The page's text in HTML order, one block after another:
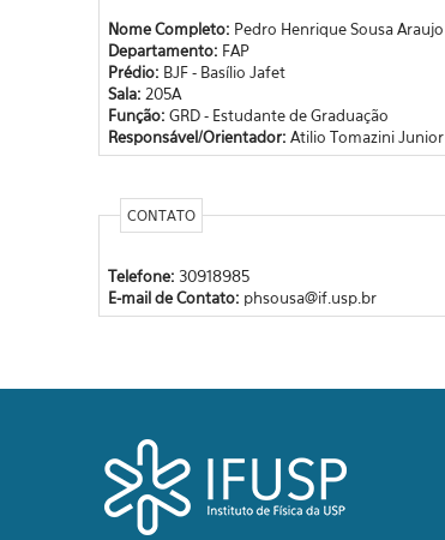
Nome Completo: Pedro Henrique Sousa Araujo
Departamento: FAP
Prédio: BJF - Basílio Jafet
Sala: 205A
Função: GRD - Estudante de Graduação
Responsável/Orientador: Atilio Tomazini Junior
CONTATO
Telefone: 30918985
E-mail de Contato: phsousa@if.usp.br